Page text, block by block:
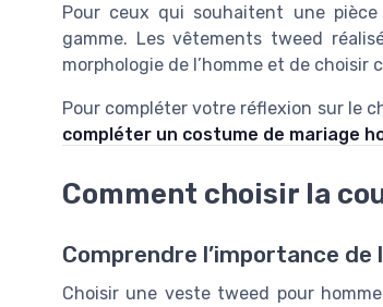
Pour ceux qui souhaitent une
gamme. Les vêtements tweed
morphologie de l’homme et de
Pour compléter votre réflexion sur le
compléter un costume de mariage
Comment choisir la
Comprendre l’importance
Choisir une veste tweed pour